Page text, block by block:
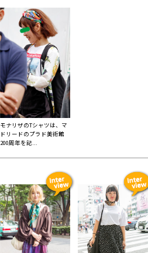
モナリザのTシャツは、マ
ドリードのプラド美術館
200周年を記...